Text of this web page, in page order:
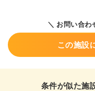
＼ お問い合わ
この施設
条件が似た施